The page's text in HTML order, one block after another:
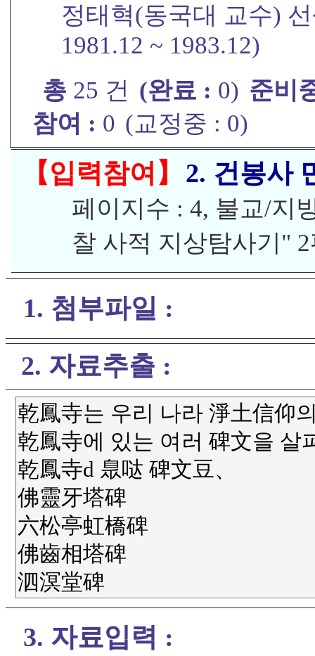
정태혁(동국대 교수)
1981.12 ~ 1983.12)
총 25 건 (완료 : 0) 준비
참여 : 0 (교정중 : 0)
【입력참여】 2. 건봉사
페이지수 : 4, 불교/지
찰 사적 지상탐사기"
1. 첨부파일 :
2. 자료추출 :
3. 자료입력 :